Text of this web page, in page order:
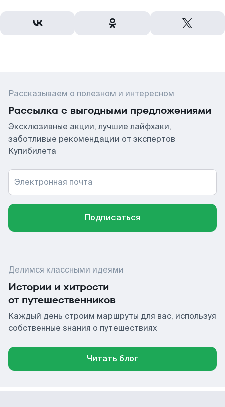
Рассказываем о полезном и интересном
Рассылка с выгодными предложениями
Эксклюзивные акции, лучшие лайфхаки,
заботливые рекомендации от экспертов
Купибилета
Электронная почта
Подписаться
Делимся классными идеями
Истории и хитрости
от путешественников
Каждый день строим маршруты для вас, используя
собственные знания о путешествиях
Читать блог